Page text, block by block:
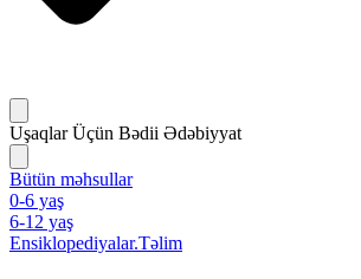
Uşaqlar Üçün Bədii Ədəbiyyat
Bütün məhsullar
0-6 yaş
6-12 yaş
Ensiklopediyalar.Təlim